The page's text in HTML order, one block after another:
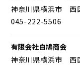
神奈川県横浜市 西
045-222-5506
有限会社白鳩商会
神奈川県横浜市 西